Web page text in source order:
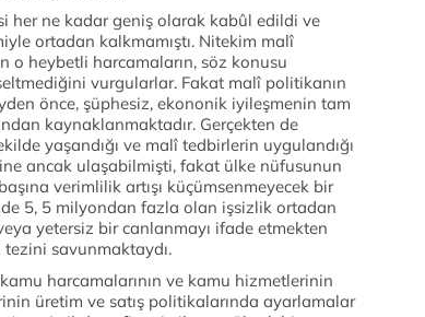
her ne kadar geniş olarak kabûl edildi ve
ortadan kalkmamıştı. Nitekim malî
o heybetli harcamaların, söz konusu
vurgularlar. Fakat malî politikanın
önce, şüphesiz, ekononik iyileşmenin tam
kaynaklanmaktadır. Gerçekten de
yaşandığı ve malî tedbirlerin uygulandığı
ancak ulaşabilmişti, fakat ülke nüfusunun
verimlilik artışı küçümsenmeyecek bir
5, 5 milyondan fazla olan işsizlik ortadan
yetersiz bir canlanmayı ifade etmekten
savunmaktaydı.
harcamalarının ve kamu hizmetlerinin
üretim ve satış politikalarında ayarlamalar